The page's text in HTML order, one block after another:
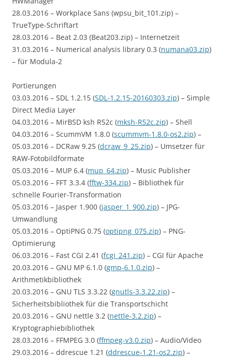
28.03.2016 – Workplace Sans (wpsu_bit_101.zip) –
TrueType-Schriftart
28.03.2016 – Beat 2.03 (Beat203.zip) – Internetzeit
31.03.2016 – Numerical analysis library 0.3 (numana03.zip)
– für Modula-2
Portierungen
03.03.2016 – SDL 1.2.15 (SDL-1.2.15-20160303.zip) – Simple
Direct Media Layer
04.03.2016 – MirBSD ksh R52c (mksh-R52c.zip) – Shell
04.03.2016 – ScummVM 1.8.0 (scummvm-1.8.0-os2.zip) –
05.03.2016 – DCRaw 9.25 (dcraw_9_25.zip) – Umsetzer für
RAW-Fotobildformate
05.03.2016 – MUP 6.4 (mup_64.zip) – Music Publisher
05.03.2016 – FFT 3.3.4 (fftw-334.zip) – Bibliothek für
schnelle Fourier-Transformation
05.03.2016 – Jasper 1.900 (jasper_1_900.zip) – JPG-
Umwandlung
05.03.2016 – OptiPNG 0.75 (optipng_075.zip) – PNG-
Optimierung
06.03.2016 – Fast CGI 2.41 (fcgi_241.zip) – CGI für Apache
20.03.2016 – GNU MP 6.1.0 (gmp-6.1.0.zip) –
Arithmetikbibliothek
20.03.2016 – GNU TLS 3.3.22 (gnutls-3.3.22.zip) –
Sicherheitsbibliothek für die Transportschicht
20.03.2016 – GNU nettle 3.2 (nettle-3.2.zip) –
Kryptographiebibliothek
28.03.2016 – FFMPEG 3.0 (ffmpeg-v3.0.zip) – Audio/Video
29.03.2016 – ddrescue 1.21 (ddrescue-1.21-os2.zip) –